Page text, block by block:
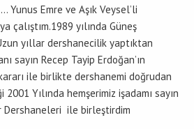
Emre ve Aşık Veysel’li
çalıştım.1989 yılında Güneş
yıllar dershanecilik yaptıktan
sayın Recep Tayip Erdoğan’ın
ile birlikte dershanemi doğrudan
Yılında hemşerimiz işadamı sayın
Dershaneleri ile birleştirdim